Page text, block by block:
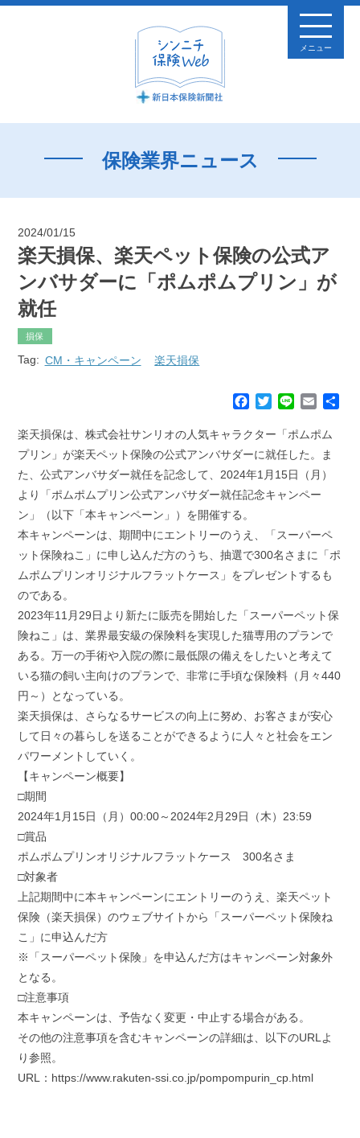
メニュー
保険業界ニュース
2024/01/15
楽天損保、楽天ペット保険の公式ア
ンバサダーに「ポムポムプリン」が
就任
損保
Tag: CM・キャンペーン 楽天損保
c
e
o
o
T
i
t
e
r
n
E
a
楽天損保は、株式会社サンリオの人気キャラクター「ポムポム
プリン」が楽天ペット保険の公式アンバサダーに就任した。ま
た、公式アンバサダー就任を記念して、2024年1月15日（月）
より「ポムポムプリン公式アンバサダー就任記念キャンペー
ン」（以下「本キャンペーン」）を開催する。
本キャンペーンは、期間中にエントリーのうえ、「スーパーペ
ット保険ねこ」に申し込んだ方のうち、抽選で300名さまに「ポ
ムポムプリンオリジナルフラットケース」をプレゼントするも
のである。
2023年11月29日より新たに販売を開始した「スーパーペット保
険ねこ」は、業界最安級の保険料を実現した猫専用のプランで
ある。万一の手術や入院の際に最低限の備えをしたいと考えて
いる猫の飼い主向けのプランで、非常に手頃な保険料（月々440
円～）となっている。
楽天損保は、さらなるサービスの向上に努め、お客さまが安心
して日々の暮らしを送ることができるように人々と社会をエン
パワーメントしていく。
【キャンペーン概要】
□期間
2024年1月15日（月）00:00～2024年2月29日（木）23:59
□賞品
ポムポムプリンオリジナルフラットケース 300名さま
□対象者
上記期間中に本キャンペーンにエントリーのうえ、楽天ペット
保険（楽天損保）のウェブサイトから「スーパーペット保険ね
こ」に申込んだ方
※「スーパーペット保険」を申込んだ方はキャンペーン対象外
となる。
□注意事項
本キャンペーンは、予告なく変更・中止する場合がある。
その他の注意事項を含むキャンペーンの詳細は、以下のURLよ
り参照。
URL：https://www.rakuten-ssi.co.jp/pompompurin_cp.html